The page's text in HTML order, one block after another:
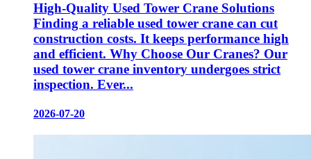
High-Quality Used Tower Crane Solutions
Finding a reliable used tower crane can cut
construction costs. It keeps performance high
and efficient. Why Choose Our Cranes? Our
used tower crane inventory undergoes strict
inspection. Ever...
2026-07-20